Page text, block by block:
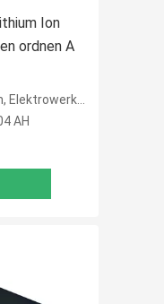
Ion
ordnen A
BOOTE, Golfmobile, UNTERSEEB
AH